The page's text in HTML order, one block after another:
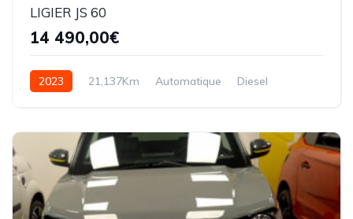
LIGIER JS 60
14 490,00€
2023 21,137Km Automatique Diesel